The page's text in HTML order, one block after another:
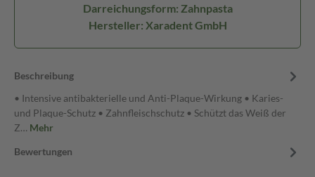
Darreichungsform: Zahnpasta
Hersteller: Xaradent GmbH
Beschreibung
• Intensive antibakterielle und Anti-Plaque-Wirkung • Karies-
und Plaque-Schutz • Zahnfleischschutz • Schützt das Weiß der
Z… Mehr
Bewertungen